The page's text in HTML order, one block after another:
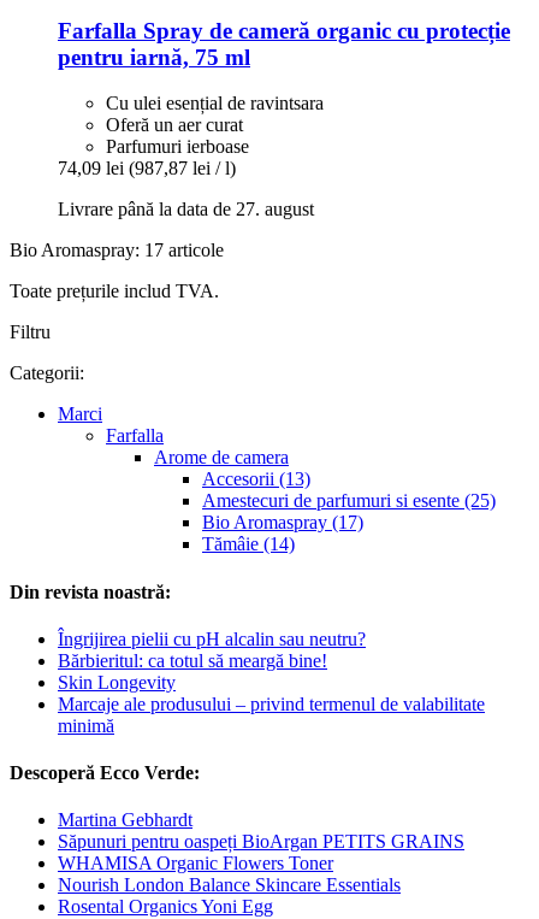
Farfalla Spray de cameră organic cu protecție
pentru iarnă, 75 ml
Cu ulei esențial de ravintsara
Oferă un aer curat
Parfumuri ierboase
74,09 lei (987,87 lei / l)
Livrare până la data de 27. august
Bio Aromaspray: 17 articole
Toate prețurile includ TVA.
Filtru
Categorii:
Marci
Farfalla
Arome de camera
Accesorii (13)
Amestecuri de parfumuri si esente (25)
Bio Aromaspray (17)
Tămâie (14)
Din revista noastră:
Îngrijirea pielii cu pH alcalin sau neutru?
Bărbieritul: ca totul să meargă bine!
Skin Longevity
Marcaje ale produsului – privind termenul de valabilitate
minimă
Descoperă Ecco Verde:
Martina Gebhardt
Săpunuri pentru oaspeți BioArgan PETITS GRAINS
WHAMISA Organic Flowers Toner
Nourish London Balance Skincare Essentials
Rosental Organics Yoni Egg